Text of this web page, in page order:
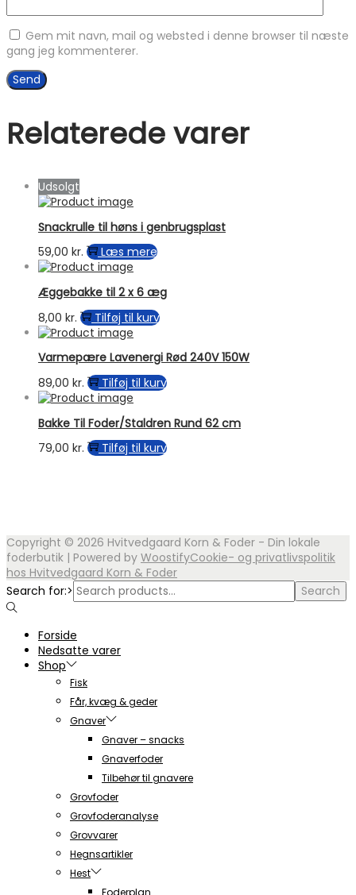
Gem mit navn, mail og websted i denne browser til næste
gang jeg kommenterer.
Relaterede varer
Udsolgt
Snackrulle til høns i genbrugsplast
59,00 kr. Læs mere
Æggebakke til 2 x 6 æg
8,00 kr. Tilføj til kurv
Varmepære Lavenergi Rød 240V 150W
89,00 kr. Tilføj til kurv
Bakke Til Foder/Staldren Rund 62 cm
79,00 kr. Tilføj til kurv
Copyright © 2026 Hvitvedgaard Korn & Foder - Din lokale
foderbutik | Powered by WoostifyCookie- og privatlivspolitik
hos Hvitvedgaard Korn & Foder
Search for:>
Search
Forside
Nedsatte varer
Shop
Fisk
Får, kvæg & geder
Gnaver
Gnaver – snacks
Gnaverfoder
Tilbehør til gnavere
Grovfoder
Grovfoderanalyse
Grovvarer
Hegnsartikler
Hest